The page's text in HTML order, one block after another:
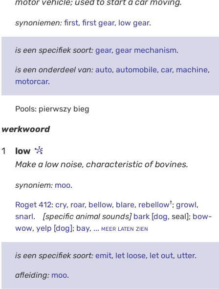
synoniemen: first, first gear, low gear.
is een specifiek soort: gear, gear mechanism.
is een onderdeel van: auto, automobile, car, machine,
motorcar.
Pools: pierwszy bieg
werkwoord
1 low
Make a low noise, characteristic of bovines.
synoniem: moo.
Roget 412: cry, roar, bellow, blare, rebellow†; growl,
snarl. [specific animal sounds] bark [dog, seal]; bow-
wow, yelp [dog]; bay, ... meer laten zien
is een specifiek soort: emit, let loose, let out, utter.
afleiding: moo.